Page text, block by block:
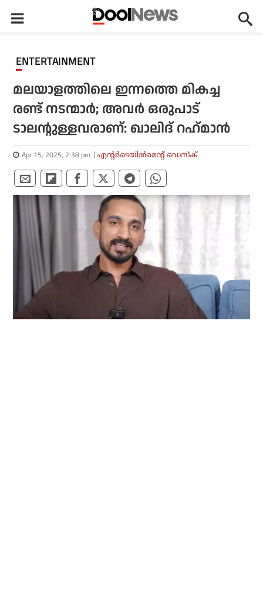
ENTERTAINMENT
മലയാളത്തിലെ ഇന്നത്തെ മികച്ച
രണ്ട് നടന്മാര്‍; അവര്‍ ഒരുപാട്
ടാലന്റുള്ളവരാണ്: ഖാലിദ് റഹ്‌മാന്‍
Apr 15, 2025, 2:38 pm എന്റര്‍ടെയിന്‍മെന്റ് ഡെസ്‌ക്